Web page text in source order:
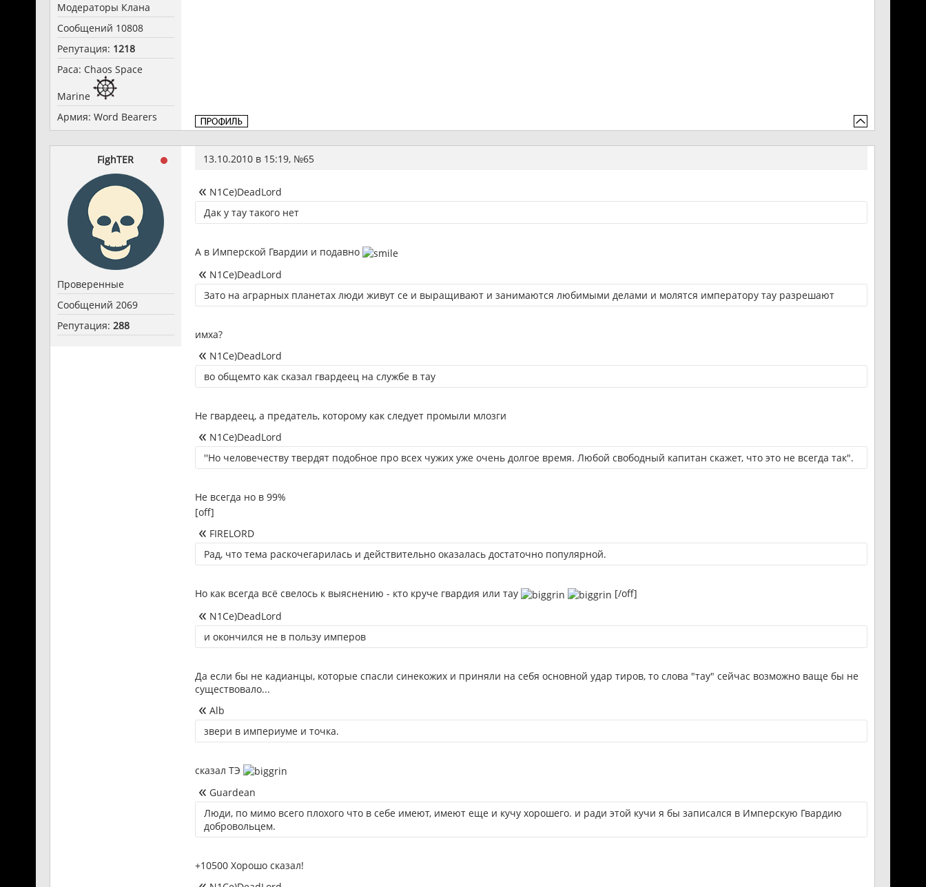
Модераторы Клана
Сообщений 10808
Репутация: 1218
Раса: Chaos Space
Marine
Армия: Word Bearers
FighTER
Проверенные
Сообщений 2069
Репутация: 288
13.10.2010 в 15:19, №65
N1Ce)DeadLord
Дак у тау такого нет
А в Имперской Гвардии и подавно
N1Ce)DeadLord
Зато на аграрных планетах люди живут се и выращивают и занимаются любимыми делами и молятся императору тау разрешают
имха?
N1Ce)DeadLord
во общемто как сказал гвардеец на службе в тау
Не гвардеец, а предатель, которому как следует промыли млозги
N1Ce)DeadLord
''Но человечеству твердят подобное про всех чужих уже очень долгое время. Любой свободный капитан скажет, что это не всегда так".
Не всегда но в 99%
[off]
FIRELORD
Рад, что тема раскочегарилась и действительно оказалась достаточно популярной.
Но как всегда всё свелось к выяснению - кто круче гвардия или тау
[/off]
N1Ce)DeadLord
и окончился не в пользу имперов
Да если бы не кадианцы, которые спасли синекожих и приняли на себя основной удар тиров, то слова "тау" сейчас возможно ваще бы не
существовало...
Alb
звери в империуме и точка.
сказал ТЭ
Guardean
Люди, по мимо всего плохого что в себе имеют, имеют еще и кучу хорошего. и ради этой кучи я бы записался в Имперскую Гвардию
добровольцем.
+10500 Хорошо сказал!